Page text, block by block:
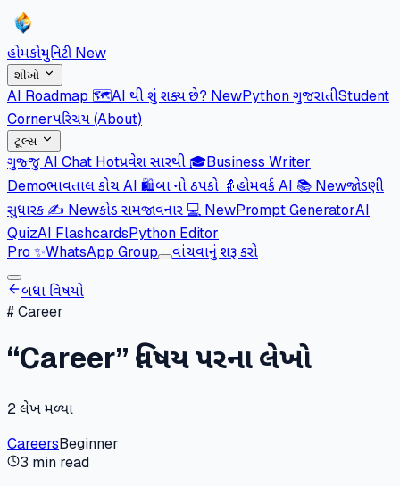
હોમકોમ્યુનિટી New
શીખો
AI Roadmap 🗺️AI થી શું શક્ય છે? NewPython ગુજરાતીStudent
Cornerપરિચય (About)
ટૂલ્સ
ગુજ્જુ AI Chat Hotપ્રવેશ સારથી 🎓Business Writer
Demoભાવતાલ કોચ AI 🛍️બા નો ઠપકો 👵હોમવર્ક AI 📚 Newજોડણી
સુધારક ✍️ Newકોડ સમજાવનાર 💻 NewPrompt GeneratorAI
QuizAI FlashcardsPython Editor
Pro ✨WhatsApp Group વાંચવાનું શરૂ કરો
બધા વિષયો
#Career
“Career” વિષય પરના લેખો
2લેખ મળ્યા
CareersBeginner
3 min read